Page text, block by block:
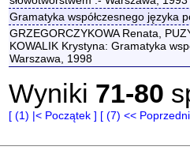
Gramatyka współczesnego języka
GRZEGORCZYKOWA Renata,
KOWALIK Krystyna: Gramatyka
Warszawa, 1998
Wyniki 71-80
[ (1) |< Początek ] [ (7) <<